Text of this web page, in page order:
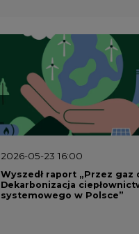
2026-05-23 16:00
Wyszedł raport „Przez gaz
Dekarbonizacja
systemowego w Polsce”